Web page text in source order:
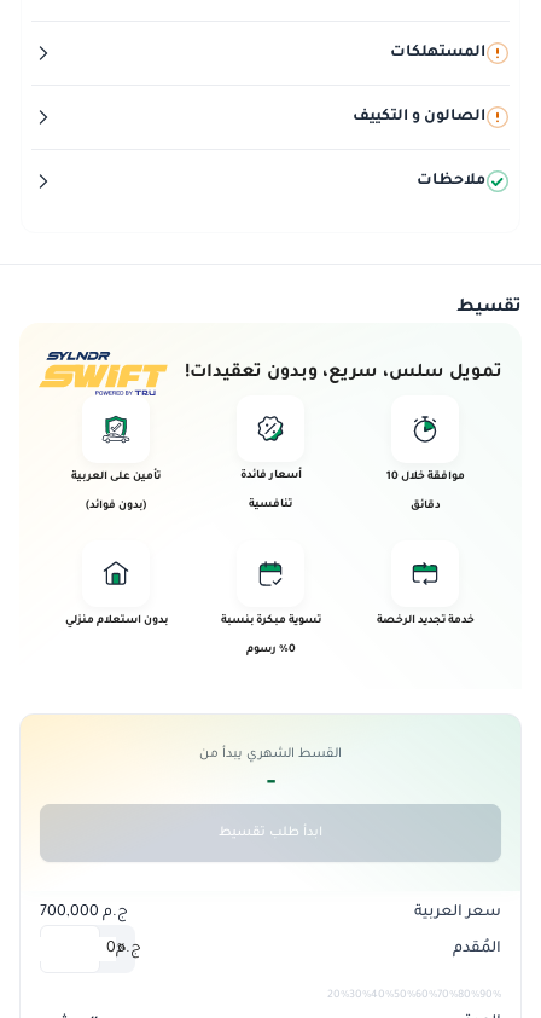
المستهلكات
الصالون و التكييف
ملاحظات
تقسيط
تمويل سلس، سريع، وبدون تعقيدات!
موافقة خلال 10
دقائق
أسعار فائدة
تنافسية
تأمين على العربية
(بدون فوائد)
خدمة تجديد الرخصة تسوية مبكرة بنسبة
0% رسوم
بدون استعلام منزلي
القسط الشهري يبدأ من
-
ابدأ طلب تقسيط
سعر العربية ج.م 700,000
المُقدم 0%
ج.م
20% 30%40% 50%60%70%80%90%